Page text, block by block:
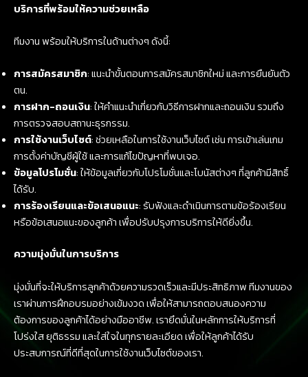
บริการที่พร้อมให้ความช่วยเหลือ
ทีมงาน พร้อมให้บริการในด้านต่างๆ ดังนี้:
การสมัครสมาชิก: แนะนำขั้นตอนการสมัครสมาชิกใหม่ และการยืนยันตัว
ตน.
การฝาก-ถอนเงิน: ให้คำแนะนำเกี่ยวกับวิธีการฝากและถอนเงิน รวมถึง
การตรวจสอบสถานะธุรกรรม.
การใช้งานเว็บไซต์: ช่วยเหลือในการใช้งานเว็บไซต์ เช่น การเข้าเล่นเกม
การตั้งค่าบัญชีผู้ใช้ และการแก้ไขปัญหาที่พบเจอ.
ข้อมูลโปรโมชั่น: ให้ข้อมูลเกี่ยวกับโปรโมชั่นและโบนัสต่างๆ ที่ลูกค้ามีสิทธิ์
ได้รับ.
การร้องเรียนและข้อเสนอแนะ: รับฟังและดำเนินการตามข้อร้องเรียน
หรือข้อเสนอแนะของลูกค้า เพื่อปรับปรุงการบริการให้ดียิ่งขึ้น.
ความมุ่งมั่นในการบริการ
มุ่งมั่นที่จะให้บริการลูกค้าด้วยความรวดเร็วและมีประสิทธิภาพ ทีมงานของ
เราผ่านการฝึกอบรมอย่างเข้มงวด เพื่อให้สามารถตอบสนองความ
ต้องการของลูกค้าได้อย่างมืออาชีพ. เรายึดมั่นในหลักการให้บริการที่
โปร่งใส ยุติธรรม และใส่ใจในทุกรายละเอียด เพื่อให้ลูกค้าได้รับ
ประสบการณ์ที่ดีที่สุดในการใช้งานเว็บไซต์ของเรา.